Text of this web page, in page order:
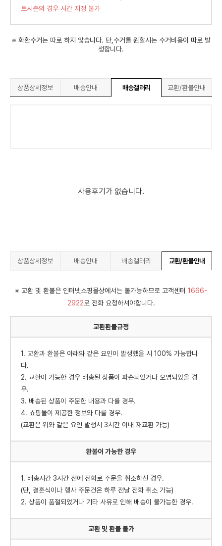
트시즌의 경우 시간 지정 불가
※ 화환수거는 따로 하지 않습니다. 단,수거를 원할시는 수거비용이 따로 발
생합니다.
상품상세정보 배송안내 배송갤러리 교환/환불안내
사용후기가 없습니다.
상품상세정보 배송안내 배송갤러리 교환/환불안내
※ 교환 및 환불은 인터넷쇼핑몰상에서는 불가능하므로 고객센터 1666-
2922로 전화 요청하셔야합니다.
교환환불규정
1. 교환과 환불은 아래와 같은 요인이 발생했을 시 100% 가능합니
다.
2. 교환이 가능한 경우 배송된 상품이 파손되었거나 오염되었을 경
우.
3. 배송된 상품이 주문한 내용과 다를 경우.
4. 쇼핑몰이 제공한 정보와 다를 경우.
(교환은 위와 같은 요인 발생시 3시간 이내 재교환 가능)
환불이 가능한 경우
1. 배송시간 3시간 전에 전화로 주문을 취소하신 경우.
(단, 결혼식이나 행사 주문건은 하루 전날 전화 취소 가능)
2. 상품이 품절되었거나 기타 사유로 인해 배송이 불가능한 경우.
교환 및 환불 불가